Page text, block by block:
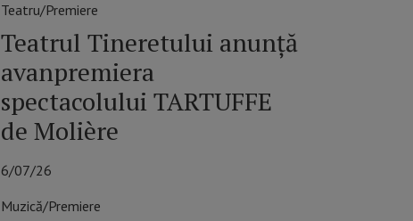
Teatru/Premiere
Teatrul Tineretului anunță
avanpremiera
spectacolului TARTUFFE
de Molière
6/07/26
Muzică/Premiere